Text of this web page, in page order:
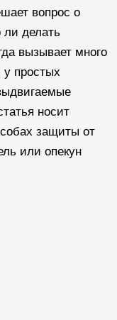
вопрос о
ли делать
вызывает много
у простых
носит
защиты от
или опекун